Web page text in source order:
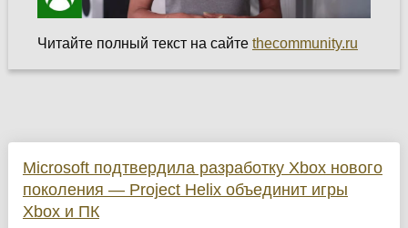
Читайте полный текст на сайте thecommunity.ru
Microsoft подтвердила разработку Xbox нового
поколения — Project Helix объединит игры
Xbox и ПК